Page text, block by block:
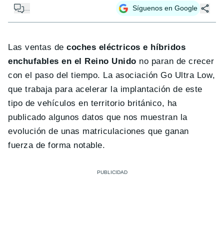
Síguenos en Google
Las ventas decoches eléctricos e híbridos
enchufables en el Reino Unido no paran de crecer
con el paso del tiempo. La asociación Go Ultra Low,
que trabaja para acelerar la implantación de este
tipo de vehículos en territorio británico, ha
publicado algunos datos que nos muestran la
evolución de unas matriculaciones que ganan
fuerza de forma notable.